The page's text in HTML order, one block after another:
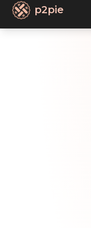
p2pie